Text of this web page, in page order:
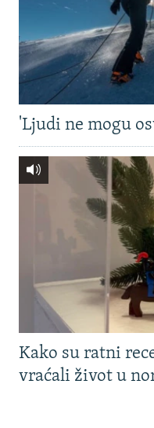
'Ljudi ne mogu
Kako su ratni
vraćali život u